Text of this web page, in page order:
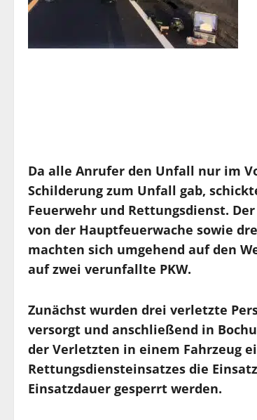
Da alle Anrufer den Unfall nur im
Schilderung zum Unfall gab,
Feuerwehr und Rettungsdienst.
von der Hauptfeuerwache sowie
machten sich umgehend auf den
auf zwei verunfallte PKW.
Zunächst wurden drei verletzte
versorgt und anschließend in
der Verletzten in einem Fahrzeug
Rettungsdiensteinsatzes die
Einsatzdauer gesperrt werden.